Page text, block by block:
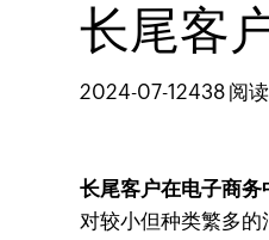
长尾客
2024-07-12438 阅
长尾客户在电子商务
对较小但种类繁多